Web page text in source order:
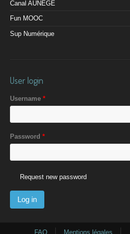
Canal AUNEGE
Fun MOOC
Sup Numérique
User login
Username *
Password *
Request new password
FAQ Mentions légales